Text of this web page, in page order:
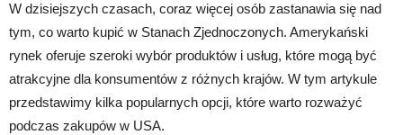
W dzisiejszych czasach, coraz więcej osób zastanawia się nad
tym, co warto kupić w Stanach Zjednoczonych. Amerykański
rynek oferuje szeroki wybór produktów i usług, które mogą być
atrakcyjne dla konsumentów z różnych krajów. W tym artykule
przedstawimy kilka popularnych opcji, które warto rozważyć
podczas zakupów w USA.